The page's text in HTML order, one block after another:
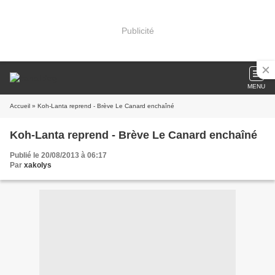
Publicité
MENU
Accueil » Koh-Lanta reprend - Brève Le Canard enchaîné
Koh-Lanta reprend - Brève Le Canard enchaîné
Publié le 20/08/2013 à 06:17
Par xakolys